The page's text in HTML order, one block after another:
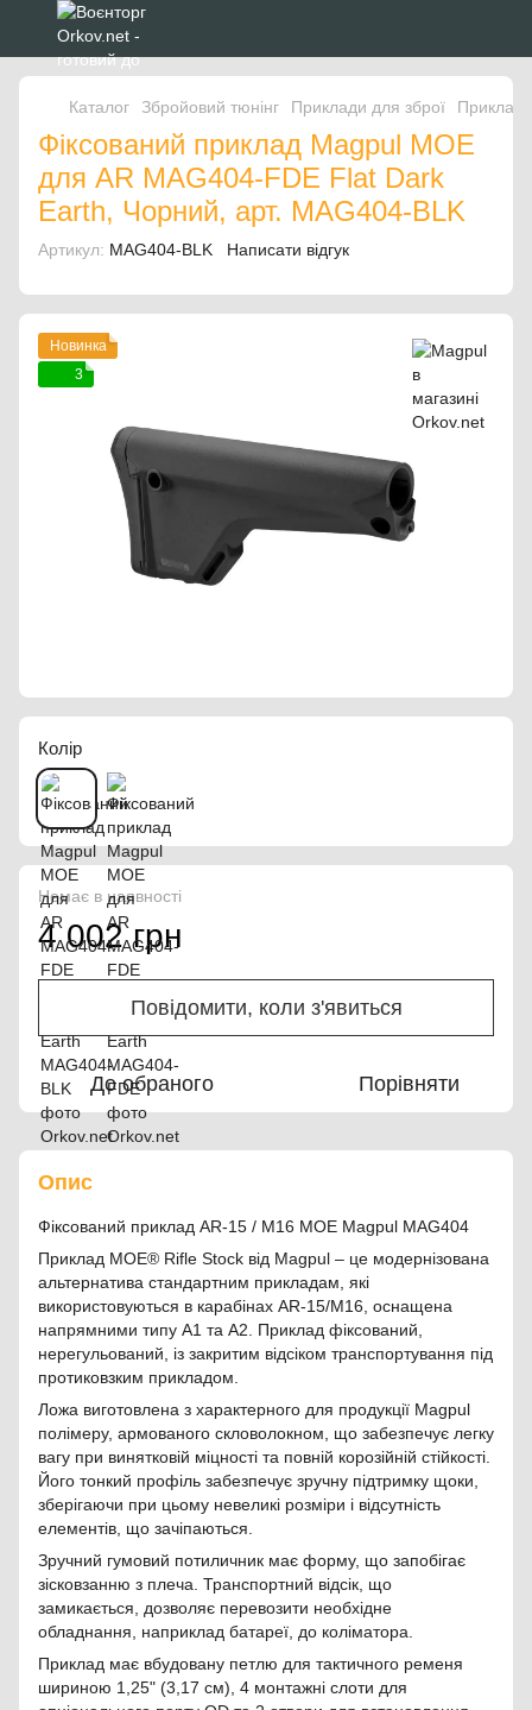
Каталог Збройовий тюнінг Приклади для зброї
Фіксований приклад Magpul MOE
для AR MAG404-FDE Flat Dark
Earth, Чорний, арт. MAG404-BLK
Артикул: MAG404-BLK Написати відгук
Новинка
3
Колір
Немає в наявності
4 002 грн
Повідомити, коли з'явиться
До обраного Порівняти
Опис
Фіксований приклад AR-15 / M16 MOE Magpul MAG404
Приклад MOE® Rifle Stock від Magpul – це модернізована
альтернатива стандартним прикладам, які
використовуються в карабінах AR-15/M16, оснащена
напрямними типу A1 та A2. Приклад фіксований,
нерегульований, із закритим відсіком транспортування під
протиковзким прикладом.
Ложа виготовлена ​​з характерного для продукції Magpul
полімеру, армованого скловолокном, що забезпечує легку
вагу при винятковій міцності та повній корозійній стійкості.
Його тонкий профіль забезпечує зручну підтримку щоки,
зберігаючи при цьому невеликі розміри і відсутність
елементів, що зачіпаються.
Зручний гумовий потиличник має форму, що запобігає
зісковзанню з плеча. Транспортний відсік, що
замикається, дозволяє перевозити необхідне
обладнання, наприклад батареї, до коліматора.
Приклад має вбудовану петлю для тактичного ременя
шириною 1,25" (3,17 см), 4 монтажні слоти для